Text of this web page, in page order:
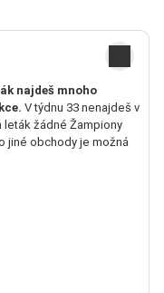
najdeš mnoho
V týdnu 33 nenajdeš v
leták žádné Žampiony
jiné obchody je možná